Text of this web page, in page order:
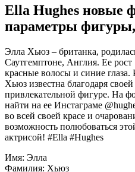
Ella Hughes новые
параметры фигуры,
Элла Хьюз – британка,
Саутгемптоне, Англия. Ее
красные волосы и синие
Хьюз известна благодаря
привлекательной фигуре. На
найти на ее Инстаграме
во всей своей красе и
возможность полюбоваться
актрисой! #Ella #Hughes
Имя: Элла
Фамилия: Хьюз